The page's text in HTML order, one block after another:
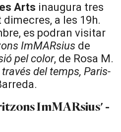
Arts inaugura tres
a les 19h.
es podran visitar
ImMARsius de
pel color, de Rosa M.
del temps, Paris-
ImMARsius' -